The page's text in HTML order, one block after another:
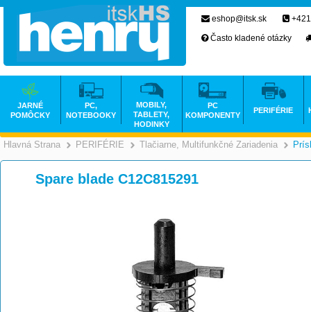
Hlavná Strana >
PERIFÉRIE >
Tlačiarne, Multifunkčné Zariadenia
Spare blade C12C815291
eshop@itsk.sk
Často kladené otázky
JARNÉ
POMÔCKY
PC,
NOTEBOOKY
MOBILY,
TABLETY,
HODINKY
PC
KOMPONENTY
PERIFÉRIE